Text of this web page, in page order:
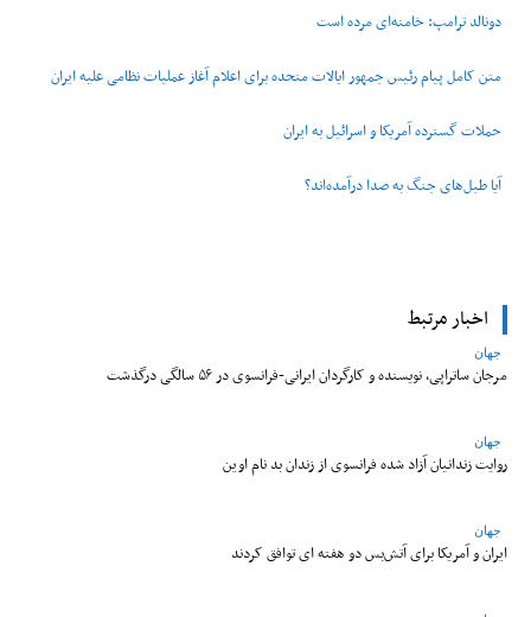
دونالد ترامپ: خامنه‌ای مرده است
متن کامل پیام رئیس جمهور ایالات متحده برای اعلام آغاز عملیات نظامی علیه ایران
حملات گسترده آمریکا و اسرائیل به ایران
آیا طبل‌های جنگ به صدا درآمده‌اند؟
اخبار مرتبط
جهان
مرجان ساتراپی، نویسنده و کارگردان ایرانی-فرانسوی در ۵۶ سالگی درگذشت
جهان
روایت زندانیان آزاد شده فرانسوی از زندان ‌بد نام اوین
جهان
ایران و آمریکا برای آتش‌بس دو هفته‌ ای توافق کردند